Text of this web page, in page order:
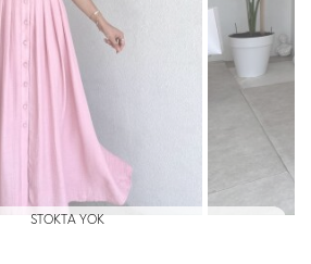
STOKTA YOK